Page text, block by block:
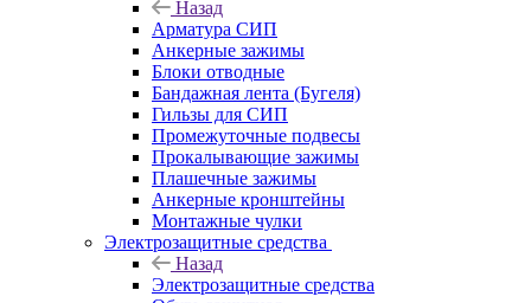
Назад
Арматура СИП
Анкерные зажимы
Блоки отводные
Бандажная лента (Бугеля)
Гильзы для СИП
Промежуточные подвесы
Прокалывающие зажимы
Плашечные зажимы
Анкерные кронштейны
Монтажные чулки
Электрозащитные средства
Назад
Электрозащитные средства